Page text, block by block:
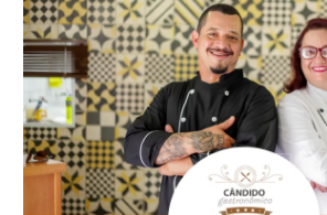
ARMAZÉM
DAS
OFICINAS
TRAZEM
RECEITAS
PARA
AQUECER
O
INVERNO